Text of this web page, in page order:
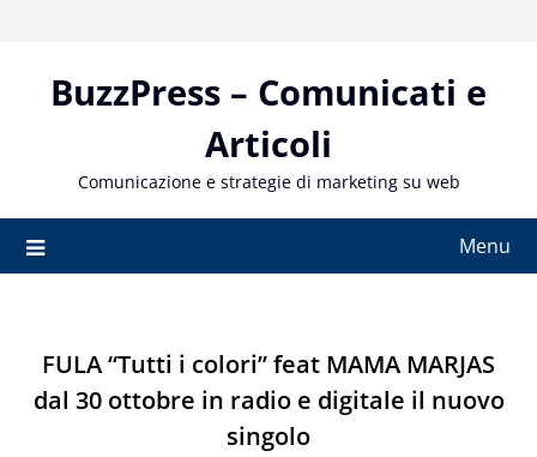
contentBuzzPress – Comunicati e
Articoli
Comunicazione e strategie di marketing su web
Menu
FULA “Tutti i colori” feat MAMA MARJAS
dal 30 ottobre in radio e digitale il nuovo
singolo